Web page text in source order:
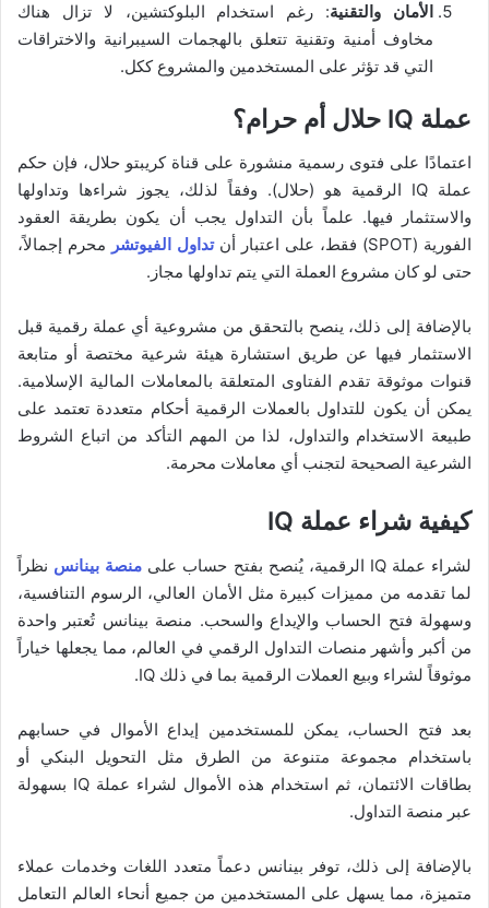
ا​لأمان والتقنية: رغم استخدام البلوكتشين، لا تزال هناك
مخاوف أمنية وتقنية تتعلق بالهجمات السيبرانية والاختراقات
التي قد تؤثر على المستخدمين والمشروع ككل.
عملة IQ حلال أم حرام؟
اعتمادًا على فتوى رسمية منشورة على قناة كريبتو حلال، فإن حكم
عملة IQ الرقمية هو (حلال). وفقاً لذلك، يجوز شراءها وتداولها
والاستثمار فيها. علماً بأن التداول يجب أن يكون بطريقة العقود
الفورية (SPOT) فقط، على اعتبار أن
تداول الفيوتشر محرم إجمالاً،
حتى لو كان مشروع العملة التي يتم تداولها مجاز.
بالإضافة إلى ذلك، ينصح بالتحقق من مشروعية أي عملة رقمية قبل
الاستثمار فيها عن طريق استشارة هيئة شرعية مختصة أو متابعة
قنوات موثوقة تقدم الفتاوى المتعلقة بالمعاملات المالية الإسلامية.
يمكن أن يكون للتداول بالعملات الرقمية أحكام متعددة تعتمد على
طبيعة الاستخدام والتداول، لذا من المهم التأكد من اتباع الشروط
الشرعية الصحيحة لتجنب أي معاملات محرمة.
كيفية شراء عملة IQ
لشراء عملة IQ الرقمية، يُنصح بفتح حساب على منصة بينانس نظراً
لما تقدمه من مميزات كبيرة مثل الأمان العالي، الرسوم التنافسية،
وسهولة فتح الحساب والإيداع والسحب. منصة بينانس تُعتبر واحدة
من أكبر وأشهر منصات التداول الرقمي في العالم، مما يجعلها خياراً
موثوقاً لشراء وبيع العملات الرقمية بما في ذلك IQ.
بعد فتح الحساب، يمكن للمستخدمين إيداع الأموال في حسابهم
باستخدام مجموعة متنوعة من الطرق مثل التحويل البنكي أو
بطاقات الائتمان، ثم استخدام هذه الأموال لشراء عملة IQ بسهولة
عبر منصة التداول.
بالإضافة إلى ذلك، توفر بينانس دعماً متعدد اللغات وخدمات عملاء
متميزة، مما يسهل على المستخدمين من جميع أنحاء العالم التعامل